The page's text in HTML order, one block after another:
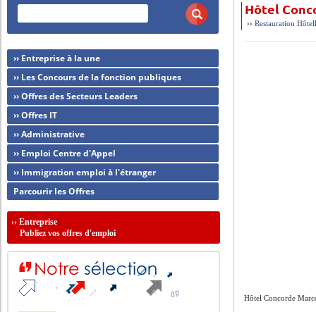
Hôtel
››Restauration
Hôtel Concorde
›› Entreprise à la une
›› Les Concours de la fonction publiques
›› Offres des Secteurs Leaders
›› Offres IT
›› Administrative
›› Emploi Centre d'Appel
›› Immigration emploi à l'étranger
Parcourir les Offres
››Entreprise
Publiez vos offres d'emploi